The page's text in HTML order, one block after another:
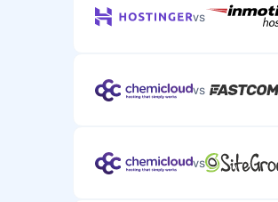
vs
vs
vs